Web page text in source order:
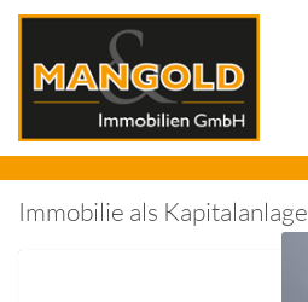
Immobilie als Kapitalanlage